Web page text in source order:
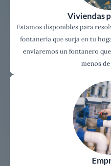
Viviendas
Estamos disponibles para
fontanería que surja en tu
enviaremos un fontanero
menos